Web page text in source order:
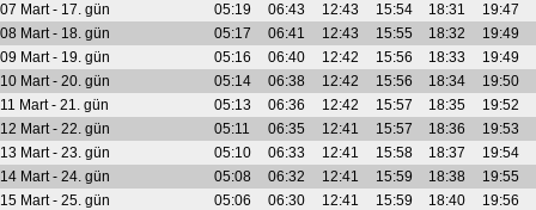
07 Mart - 17. gün
05:19 06:43 12:43 15:54 18:31
19:47
08 Mart - 18. gün
05:17 06:41 12:43 15:55 18:32
19:49
09 Mart - 19. gün
05:16 06:40 12:42 15:56 18:33
19:49
10 Mart - 20. gün
05:14 06:38 12:42 15:56 18:34
19:50
11 Mart - 21. gün
05:13 06:36 12:42 15:57 18:35
19:52
12 Mart - 22. gün
05:11 06:35 12:41 15:57 18:36
19:53
13 Mart - 23. gün
05:10 06:33 12:41 15:58 18:37
19:54
14 Mart - 24. gün
05:08 06:32 12:41 15:59 18:38
19:55
15 Mart - 25. gün
05:06 06:30 12:41 15:59 18:40
19:56